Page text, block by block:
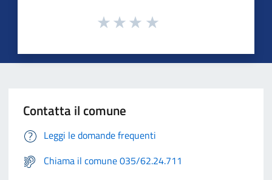
Contatta il comune
Leggi le domande frequenti
Chiama il comune 035/62.24.711